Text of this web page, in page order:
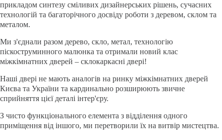
прикладом синтезу сміливих дизайнерських рішень, сучасних
технологій та багаторічного досвіду роботи з деревом, склом та
металом.
Ми з'єднали разом дерево, скло, метал, технологію
піскоструминного малюнка та отримали новий клас
міжкімнатних дверей – склокаркасні двері!
Наші двері не мають аналогів на ринку міжкімнатних дверей
Києва та України та кардинально розширюють звичне
сприйняття цієї деталі інтер'єру.
З чисто функціонального елемента з відділення одного
приміщення від іншого, ми перетворили їх на витвір мистецтва.